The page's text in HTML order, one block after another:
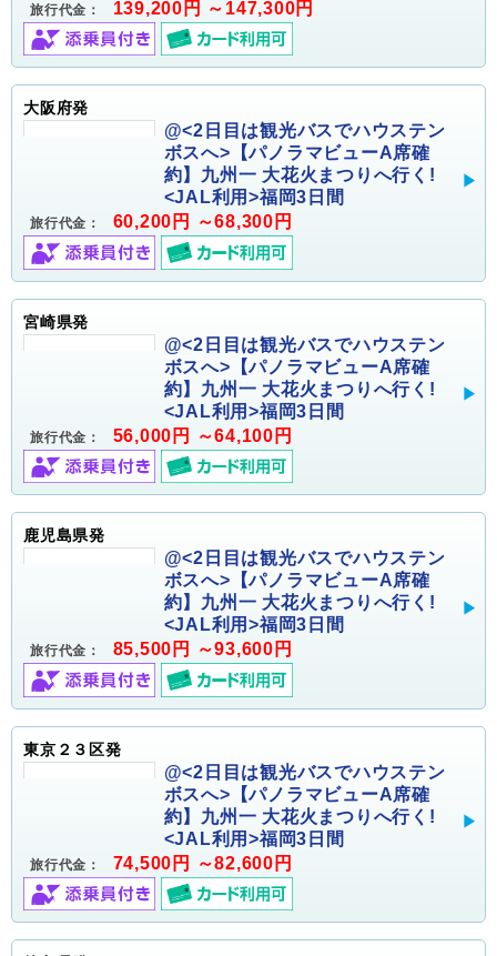
旅行代金： 139,200円 ～147,300円
大阪府発
@<2日目は観光バスでハウステン
ボスへ>【パノラマビューA席確
約】九州一 大花火まつりへ行く!
<JAL利用>福岡3日間
旅行代金： 60,200円 ～68,300円
宮崎県発
@<2日目は観光バスでハウステン
ボスへ>【パノラマビューA席確
約】九州一 大花火まつりへ行く!
<JAL利用>福岡3日間
旅行代金： 56,000円 ～64,100円
鹿児島県発
@<2日目は観光バスでハウステン
ボスへ>【パノラマビューA席確
約】九州一 大花火まつりへ行く!
<JAL利用>福岡3日間
旅行代金： 85,500円 ～93,600円
東京２３区発
@<2日目は観光バスでハウステン
ボスへ>【パノラマビューA席確
約】九州一 大花火まつりへ行く!
<JAL利用>福岡3日間
旅行代金： 74,500円 ～82,600円